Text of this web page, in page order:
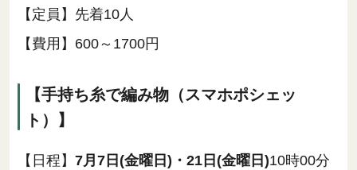
【定員】先着10人
【費用】600～1700円
【手持ち糸で編み物（スマホポシェッ
ト）】
【日程】 7月7日(金曜日)・21日(金曜日)10時00分